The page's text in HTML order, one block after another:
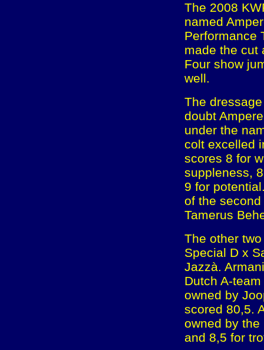
The 2008
named
Performance
made the cut
Four show
well.
The
doubt
under the
colt excelled
scores 8 for
suppleness,
9 for
of the
Tamerus
The other
Special D x
Jazzà.
Dutch A-
owned by
scored 80,5.
owned by the
and 8,5 for